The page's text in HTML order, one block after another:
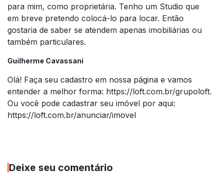
para mim, como proprietária. Tenho um Studio que
em breve pretendo colocá-lo para locar. Então
gostaria de saber se atendem apenas imobiliárias ou
também particulares.
Guilherme Cavassani
Olá! Faça seu cadastro em nossa página e vamos
entender a melhor forma: https://loft.com.br/grupoloft.
Ou você pode cadastrar seu imóvel por aqui:
https://loft.com.br/anunciar/imovel
Deixe seu comentário